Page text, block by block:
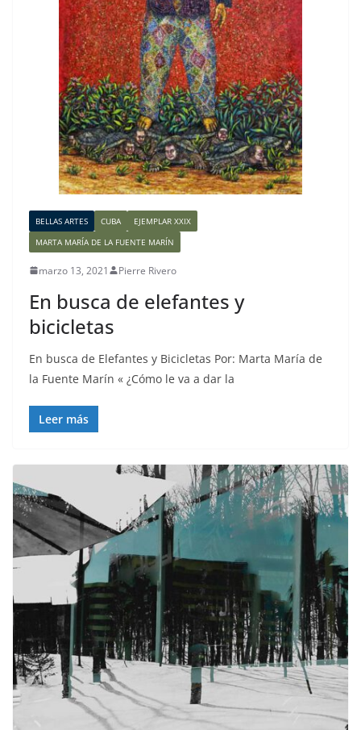
BELLAS ARTES CUBA
EJEMPLAR XXIX
MARTA MARÍA DE LA FUENTE MARÍN
marzo 13, 2021 Pierre Rivero
En busca de elefantes y
bicicletas
En busca de Elefantes y Bicicletas Por: Marta María de
la Fuente Marín « ¿Cómo le va a dar la
Leer más